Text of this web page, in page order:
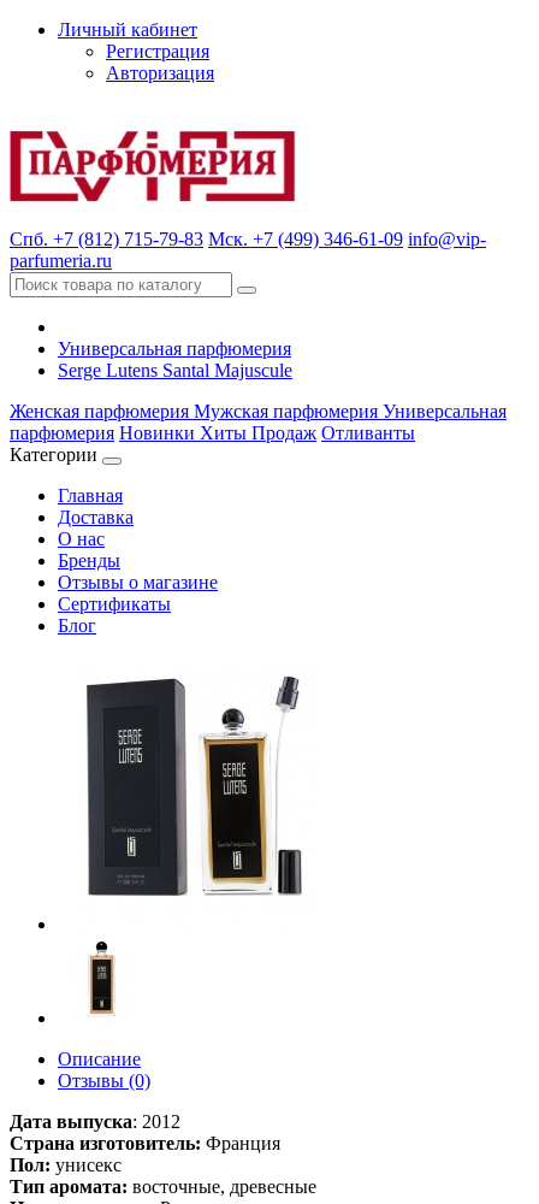
Личный кабинет
Регистрация
Авторизация
Спб. +7 (812) 715-79-83 Мск. +7 (499) 346-61-09 info@vip-
parfumeria.ru
Универсальная парфюмерия
Serge Lutens Santal Majuscule
Женская парфюмерия Мужская парфюмерия Универсальная
парфюмерия Новинки Хиты Продаж Отливанты
Категории
Главная
Доставка
О нас
Бренды
Отзывы о магазине
Сертификаты
Блог
Описание
Отзывы (0)
Дата выпуска: 2012
Страна изготовитель: Франция
Пол: унисекс
Тип аромата: восточные, древесные